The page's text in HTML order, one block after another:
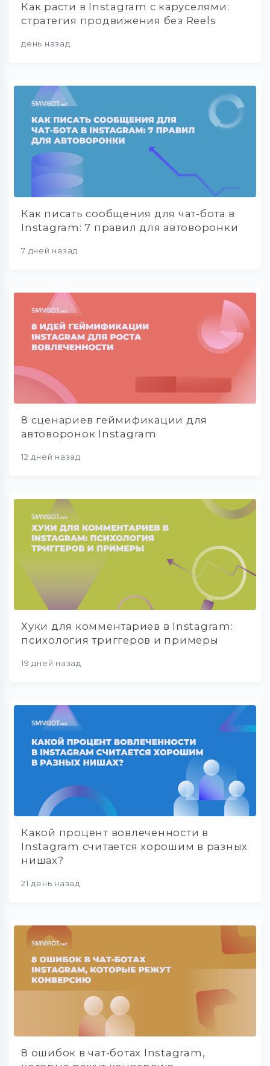
Как расти в Instagram с каруселями:
стратегия продвижения без Reels
день назад
Как писать сообщения для чат-бота в
Instagram: 7 правил для автоворонки
7 дней назад
8 сценариев геймификации для
автоворонок Instagram
12 дней назад
Хуки для комментариев в Instagram:
психология триггеров и примеры
19 дней назад
Какой процент вовлеченности в
Instagram считается хорошим в разных
нишах?
21 день назад
8 ошибок в чат-ботах Instagram,